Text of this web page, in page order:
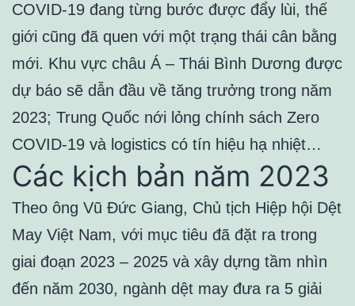
COVID-19 đang từng bước được đẩy lùi, thế
giới cũng đã quen với một trạng thái cân bằng
mới. Khu vực châu Á – Thái Bình Dương được
dự báo sẽ dẫn đầu về tăng trưởng trong năm
2023; Trung Quốc nới lỏng chính sách Zero
COVID-19 và logistics có tín hiệu hạ nhiệt…
Các kịch bản năm 2023
Theo ông Vũ Đức Giang, Chủ tịch Hiệp hội Dệt
May Việt Nam, với mục tiêu đã đặt ra trong
giai đoạn 2023 – 2025 và xây dựng tầm nhìn
đến năm 2030, ngành dệt may đưa ra 5 giải